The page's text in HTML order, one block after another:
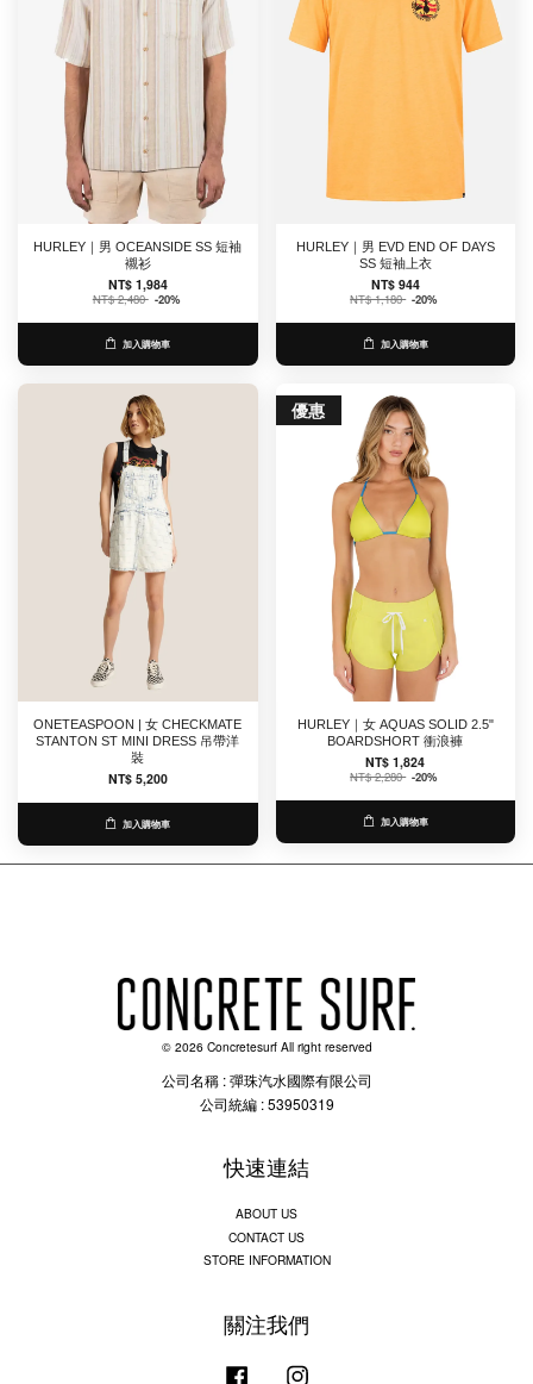
HURLEY｜男 OCEANSIDE SS 短袖
襯衫
NT$ 1,984
NT$ 2,480 -20%
加入購物車
HURLEY｜男 EVD END OF DAYS
SS 短袖上衣
NT$ 944
NT$ 1,180 -20%
加入購物車
ONETEASPOON | 女 CHECKMATE
STANTON ST MINI DRESS 吊帶洋
裝
NT$ 5,200
加入購物車
優惠
HURLEY｜女 AQUAS SOLID 2.5"
BOARDSHORT 衝浪褲
NT$ 1,824
NT$ 2,280 -20%
加入購物車
© 2026 Concretesurf All right reserved
公司名稱 : 彈珠汽水國際有限公司
公司統編 : 53950319
快速連結
ABOUT US
CONTACT US
STORE INFORMATION
關注我們
Facebook